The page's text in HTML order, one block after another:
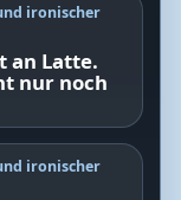
ironischer
an Latte.
nur noch
ironischer